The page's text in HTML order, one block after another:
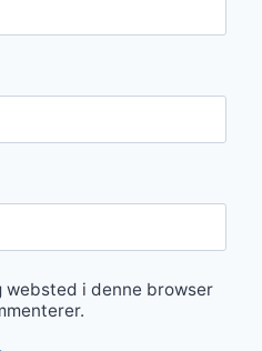
websted i denne browser